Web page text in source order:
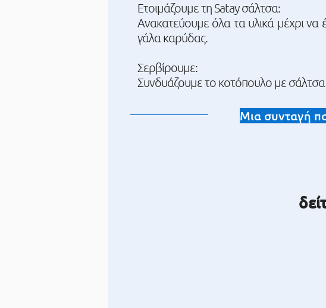
Ετοιμάζουμε τη Satay σάλτσα:
Ανακατεύουμε όλα τα υλικά μέχρι
γάλα καρύδας.
Σερβίρουμε:
Συνδυάζουμε το κοτόπουλο με σάλτσα
Μια συνταγή